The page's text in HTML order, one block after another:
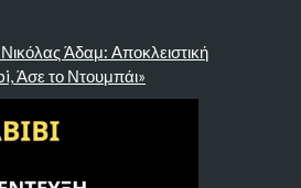
Άδαμ: Αποκλειστική
Άσε το Ντουμπάι»